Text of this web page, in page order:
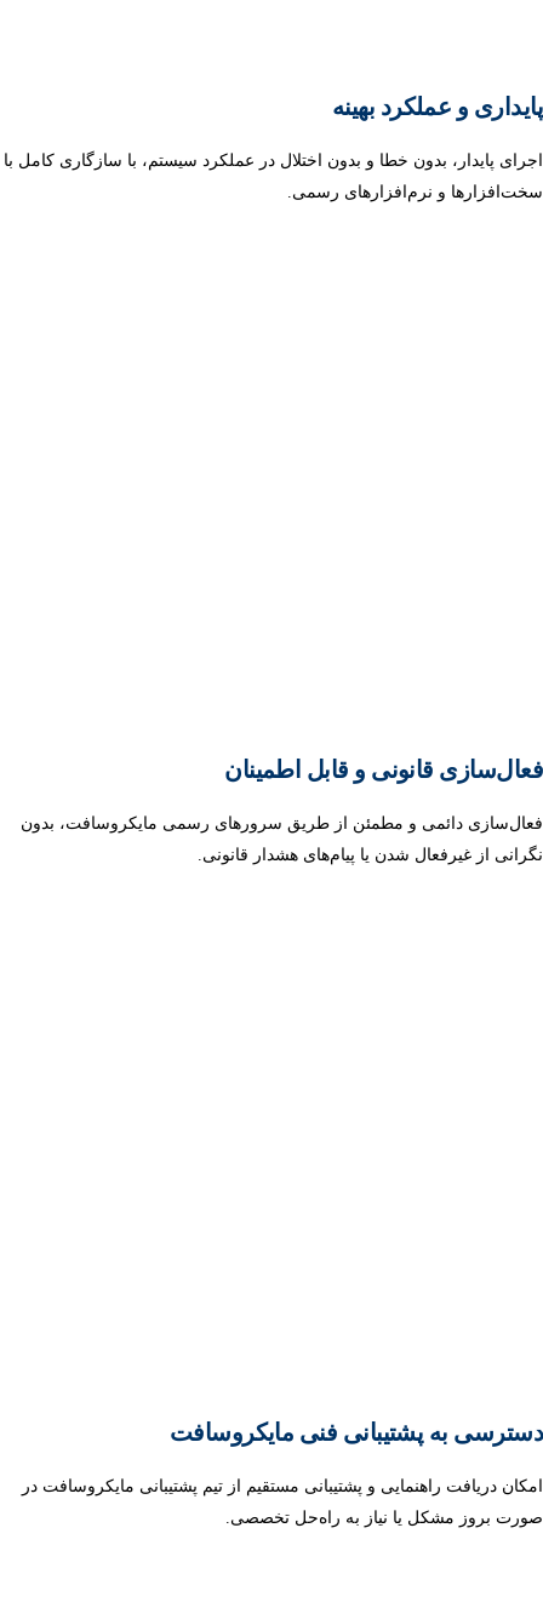
پایداری و عملکرد بهینه
اجرای پایدار، بدون خطا و بدون اختلال در عملکرد سیستم، با سازگاری کامل با
سخت‌افزارها و نرم‌افزارهای رسمی.
فعال‌سازی قانونی و قابل اطمینان
فعال‌سازی دائمی و مطمئن از طریق سرورهای رسمی مایکروسافت، بدون
نگرانی از غیرفعال شدن یا پیام‌های هشدار قانونی.
دسترسی به پشتیبانی فنی مایکروسافت
امکان دریافت راهنمایی و پشتیبانی مستقیم از تیم پشتیبانی مایکروسافت در
صورت بروز مشکل یا نیاز به راه‌حل تخصصی.